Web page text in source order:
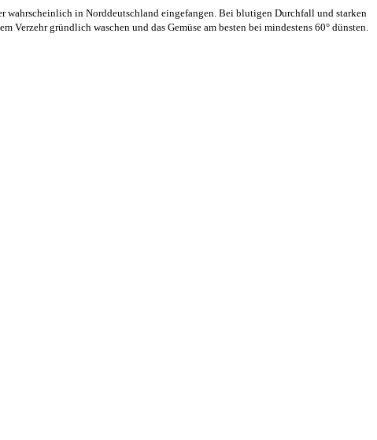
wahrscheinlich in Norddeutschland eingefangen. Bei blutigen Durchfall und starken
gründlich waschen und das Gemüse am besten bei mindestens 60° dünsten.